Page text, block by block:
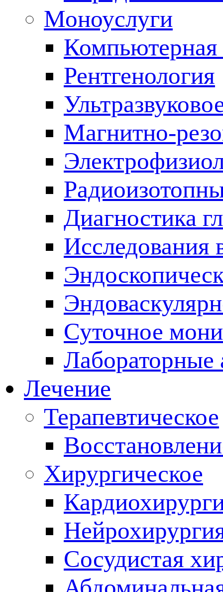
Моноуслуги
Рентгенология
Магнитно-
Диагностика
Исследования
Суточное
Лабораторные
Лечение
Терапевтическое
Хирургическое
Сосудистая